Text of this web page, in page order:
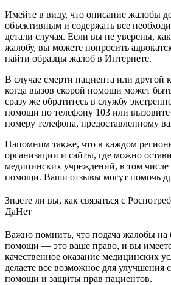
Имейте в виду, что описание жалобы
объективным и содержать все
детали случая. Если вы не уверены,
жалобу, вы можете попросить
найти образцы жалоб в Интернете.
В случае смерти пациента или другой
когда вызов скорой помощи может
сразу же обратитесь в службу
помощи по телефону 103 или
номеру телефона, предоставленному
Напомним также, что в каждом
организации и сайты, где можно
медицинских учреждений, в том числе
помощи. Ваши отзывы могут помочь
Знаете ли вы, как связаться с
ДаНет
Важно помнить, что подача жалобы на
помощи — это ваше право, и вы
качественное оказание медицинских
делаете все возможное для улучшения
помощи и защиты прав пациентов.